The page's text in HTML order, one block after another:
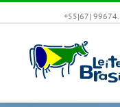
+55|67|